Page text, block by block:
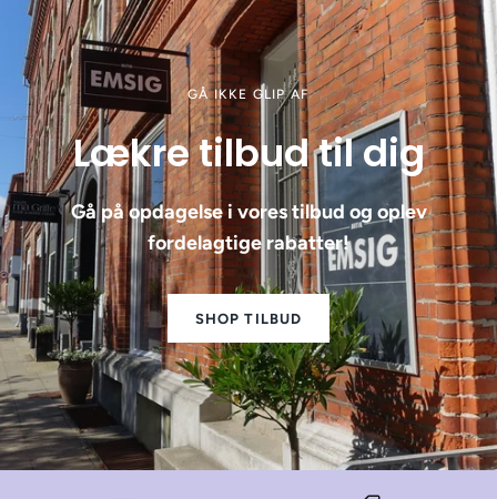
GÅ IKKE GLIP AF
Lækre tilbud til dig
Gå på opdagelse i vores tilbud og oplev
fordelagtige rabatter!
SHOP TILBUD